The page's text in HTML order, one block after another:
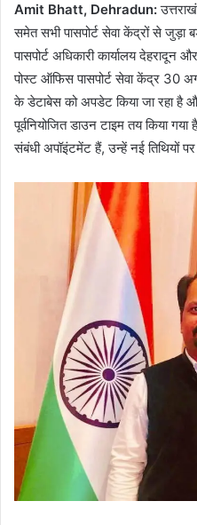
Amit Bhatt, Dehradun:
समेत सभी पासपोर्ट सेवा केंद्रों से जुड़ा
पासपोर्ट अधिकारी कार्यालय देहरादून
पोस्ट ऑफिस पासपोर्ट सेवा केंद्र 30
के डेटाबेस को अपडेट किया जा रहा है
पूर्वनियोजित डाउन टाइम तय किया
संबंधी अपॉइंटमेंट हैं, उन्हें नई तिथियों पर